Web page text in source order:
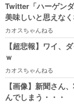
Twitter「ハーゲン
美味しいと思えな
カオスちゃんねる
【超悲報】ワイ、
ｗ
カオスちゃんねる
【画像】新聞さん
んでしまう・・・